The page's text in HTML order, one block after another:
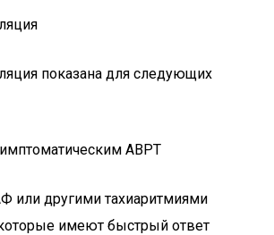
показана для следующих
АВРТ
или другими тахиаритмиями
имеют быстрый ответ